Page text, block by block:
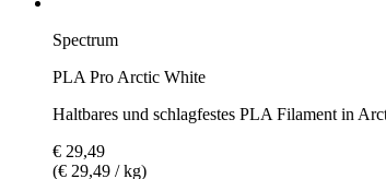
Spectrum
PLA Pro Arctic White
Haltbares und schlagfestes PLA Filament in
€ 29,49
(€ 29,49 / kg)